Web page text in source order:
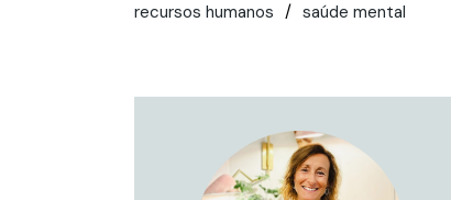
recursos humanos saúde mental